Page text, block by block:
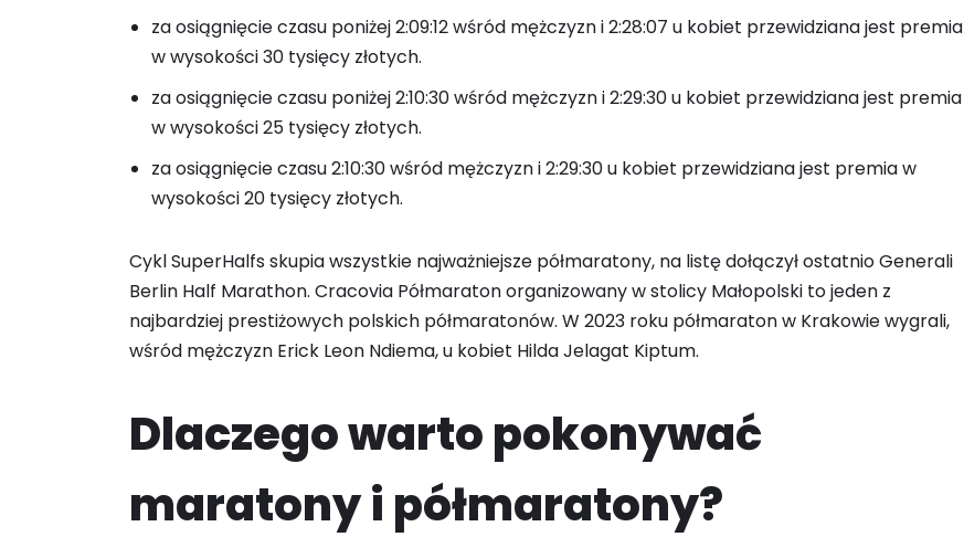
za osiągnięcie czasu poniżej 2:09:12 wśród mężczyzn i 2:28:07 u kobiet przewidziana jest premia
w wysokości 30 tysięcy złotych.
za osiągnięcie czasu poniżej 2:10:30 wśród mężczyzn i 2:29:30 u kobiet przewidziana jest premia
w wysokości 25 tysięcy złotych.
za osiągnięcie czasu 2:10:30 wśród mężczyzn i 2:29:30 u kobiet przewidziana jest premia w
wysokości 20 tysięcy złotych.
Cykl SuperHalfs skupia wszystkie najważniejsze półmaratony, na listę dołączył ostatnio Generali
Berlin Half Marathon. Cracovia Półmaraton organizowany w stolicy Małopolski to jeden z
najbardziej prestiżowych polskich półmaratonów. W 2023 roku półmaraton w Krakowie wygrali,
wśród mężczyzn Erick Leon Ndiema, u kobiet Hilda Jelagat Kiptum.
Dlaczego warto pokonywać
maratony i półmaratony?